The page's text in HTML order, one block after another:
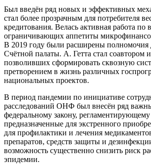
Был введён ряд новых и эффективных
стал более прозрачным для потребителя
кредитования. Велась активная работа по
ограничивающих аппетиты
В 2019 году были расширены полномочия
Счётной палаты. А. Гетта стал соавтором
позволивших сформировать сквозную
претворением в жизнь различных
национальных проектов.
В период пандемии по инициативе
расследований ОНФ был внесён ряд
федеральному закону, регламентирующему
предназначенные для экстренного
для профилактики и лечения
препаратов, средств защиты и
возможность существенно снизить риск
эпидемии.